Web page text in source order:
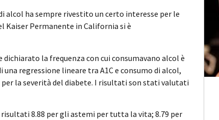
alcol ha sempre rivestito un certo interesse per le
Kaiser Permanente in California si è
la frequenza con cui consumavano alcol è
regressione lineare tra A1C e consumo di alcol,
la severità del diabete. I risultati son stati valutati
8.88 per gli astemi per tutta la vita; 8.79 per